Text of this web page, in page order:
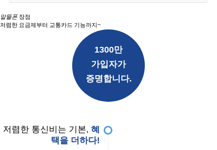
알뜰폰장점
저렴한 요금제부터 교통카드 기능까지~
1300만
가입자가
증명합니다.
저렴한 통신비는 기본,혜
택을 더하다!